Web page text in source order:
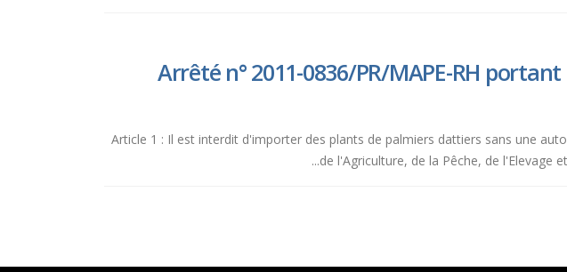
Arrêté n° 2011-0836/PR/MAPE-RH
Article 1 : Il est interdit d'importer des plants de palmiers dattiers sans une
de l'Agriculture, de la Pêche, de l'Elevage